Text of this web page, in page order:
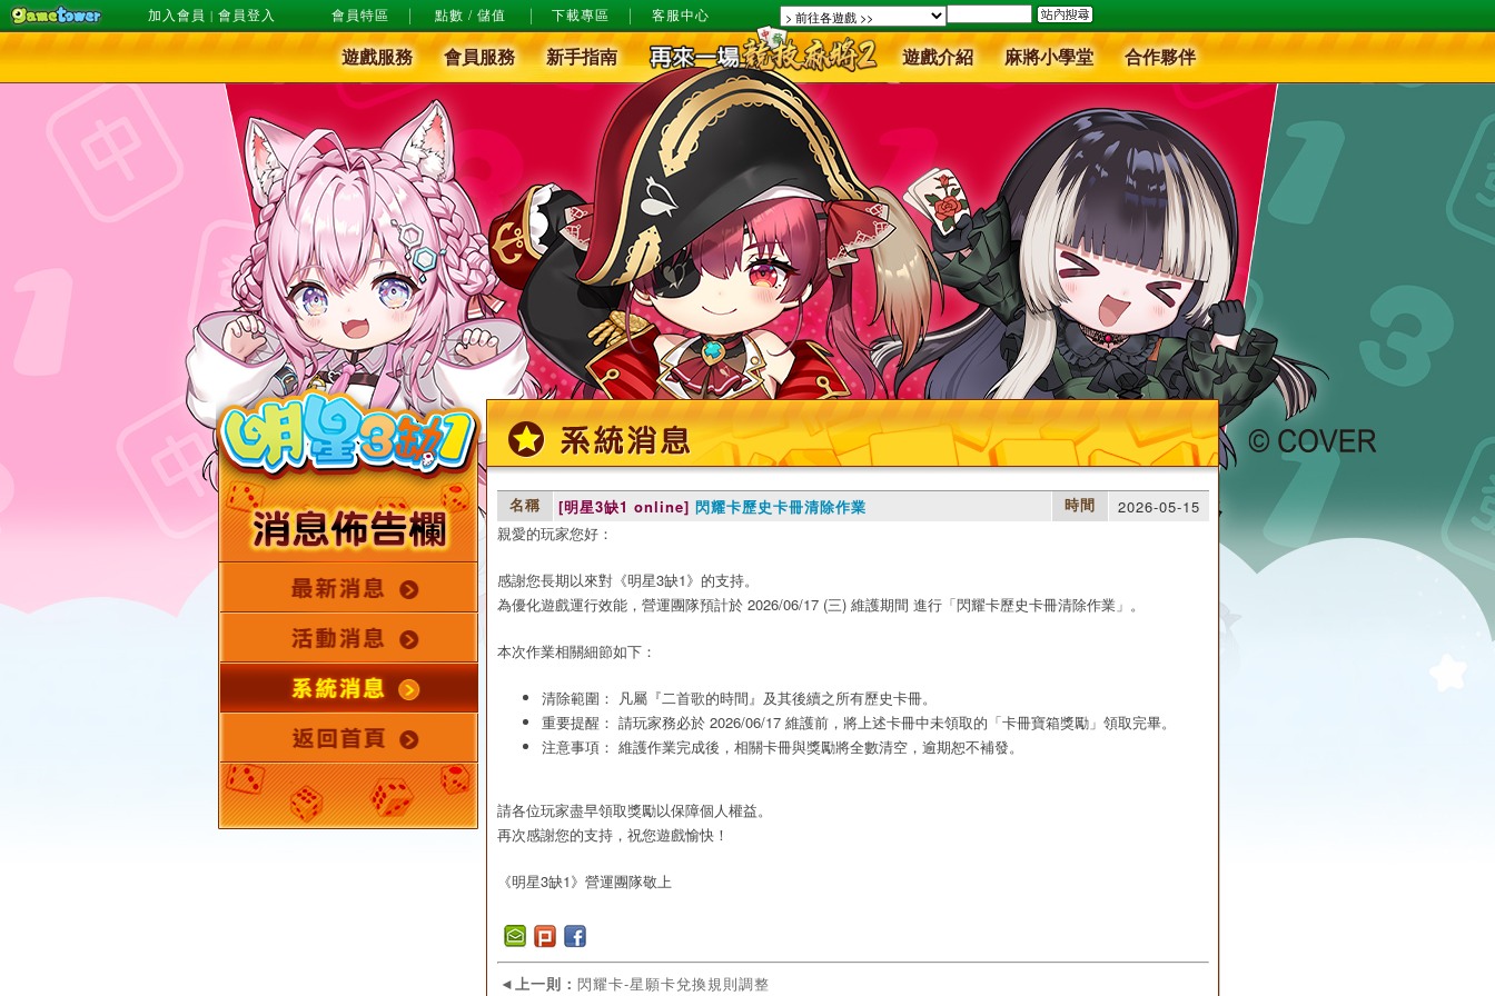
加入會員 | 會員登入 會員特區 點數 / 儲值 下載專區 客服中心
遊戲服務 會員服務 新手指南 遊戲介紹 麻將小學堂 合作夥伴
名稱 [明星3缺1 online] 閃耀卡歷史卡冊清除作業 時間
2026-05-15
親愛的玩家您好：
感謝您長期以來對《明星3缺1》的支持。
為優化遊戲運行效能，營運團隊預計於 2026/06/17 (三) 維護期間 進行「閃耀卡歷史卡冊清除作業」。
本次作業相關細節如下：
清除範圍： 凡屬『二首歌的時間』及其後續之所有歷史卡冊。
重要提醒： 請玩家務必於 2026/06/17 維護前，將上述卡冊中未領取的「卡冊寶箱獎勵」領取完畢。
注意事項： 維護作業完成後，相關卡冊與獎勵將全數清空，逾期恕不補發。
請各位玩家盡早領取獎勵以保障個人權益。
再次感謝您的支持，祝您遊戲愉快！
《明星3缺1》營運團隊敬上
◄上一則： 閃耀卡-星願卡兌換規則調整